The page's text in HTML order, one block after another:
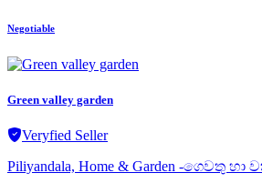
Negotiable
Green valley garden
Veryfied Seller
Piliyandala, Home & Garden -ගෙවතු